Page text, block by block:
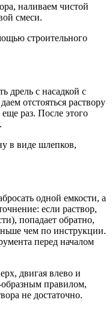
наливаем чистой
смеси.
строительного
дрель с насадкой с
отстояться раствору
раз. После этого
в виде шлепков,
одной емкости, а
если раствор,
попадает обратно,
чем по инструкции.
перед началом
двигая влево и
правилом,
не достаточно.